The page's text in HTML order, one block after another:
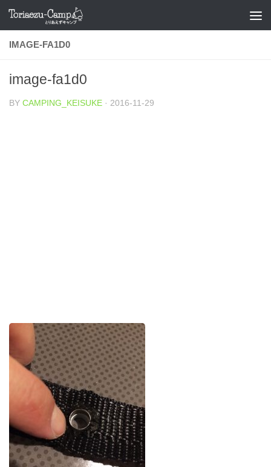
コンテンツへスキップ
IMAGE-FA1D0
image-fa1d0
BY CAMPING_KEISUKE · 2016-11-29